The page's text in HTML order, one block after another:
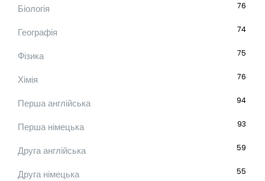
Біологія 76
Географія 74
Фізика 75
Хімія 76
Перша англійська 94
Перша німецька 93
Друга англійська 59
Друга німецька 55